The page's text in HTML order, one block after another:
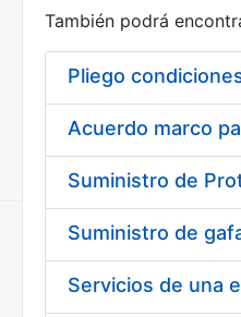
Mostrar/Ocultar
También podrá
Pliego
Acuerdo marco